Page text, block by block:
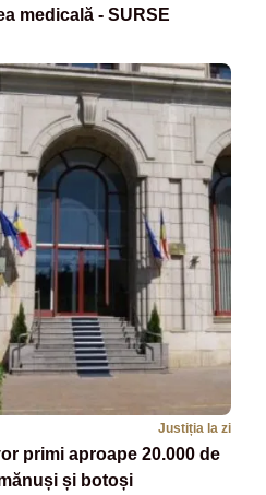
medicală - SURSE
Justiția la zi
primi aproape 20.000 de
și botoși